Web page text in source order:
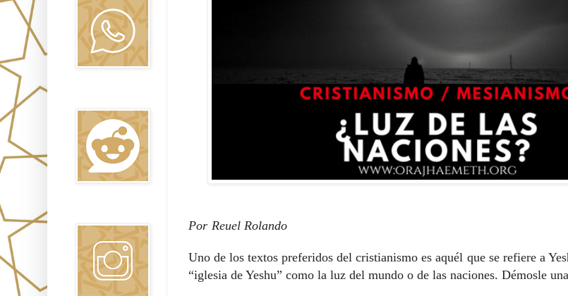
Por Reuel Rolando
Uno de los textos preferidos del cristianismo es aquél que se refiere a
“iglesia de Yeshu” como la luz del mundo o de las naciones. Démosle